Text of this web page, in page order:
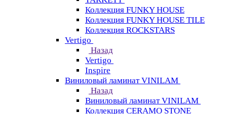
Коллекция FUNKY HOUSE
Коллекция FUNKY HOUSE TILE
Коллекция ROCKSTARS
Vertigo
Назад
Vertigo
Inspire
Виниловый ламинат VINILAM
Назад
Виниловый ламинат VINILAM
Коллекция CERAMO STONE